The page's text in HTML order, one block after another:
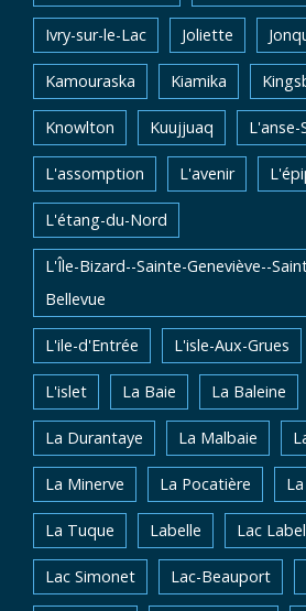
Ivry-sur-le-Lac Joliette
Kamouraska Kiamika
Knowlton Kuujjuaq L'anse-
L'assomption L'avenir
L'étang-du-Nord
L'Île-Bizard--Sainte-Geneviève--
Bellevue
L'ile-d'Entrée L'isle-Aux-Grues
L'islet La Baie La Baleine
La Durantaye La Malbaie
La Minerve La Pocatière
La Tuque Labelle Lac
Lac Simonet Lac-Beauport